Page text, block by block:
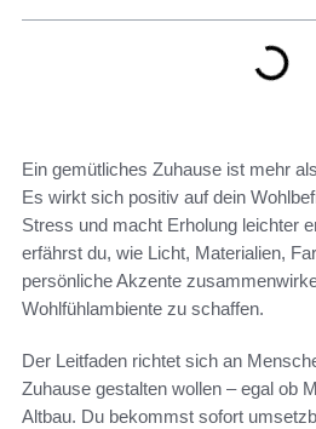
Ein gemütliches Zuhause ist mehr
Es wirkt sich positiv auf dein
Stress und macht Erholung leichter
erfährst du, wie Licht, Materialien,
persönliche Akzente
Wohlfühlambiente zu schaffen.
Der Leitfaden richtet sich an
Zuhause gestalten wollen – egal ob
Altbau. Du bekommst sofort